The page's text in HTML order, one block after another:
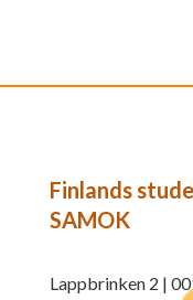
Finlands
SAMOK
Lappbrinken 2 |